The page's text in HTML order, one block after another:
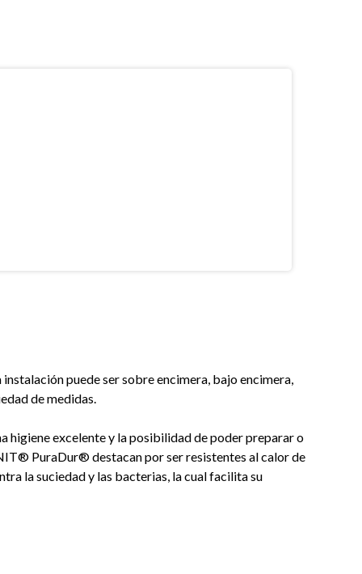
puede ser sobre encimera, bajo encimera,
de medidas.
higiene excelente y la posibilidad de poder preparar o
PuraDur® destacan por ser resistentes al calor de
la suciedad y las bacterias, la cual facilita su